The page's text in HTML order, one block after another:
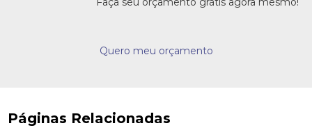
Quero meu orçamento
Páginas Relacionadas